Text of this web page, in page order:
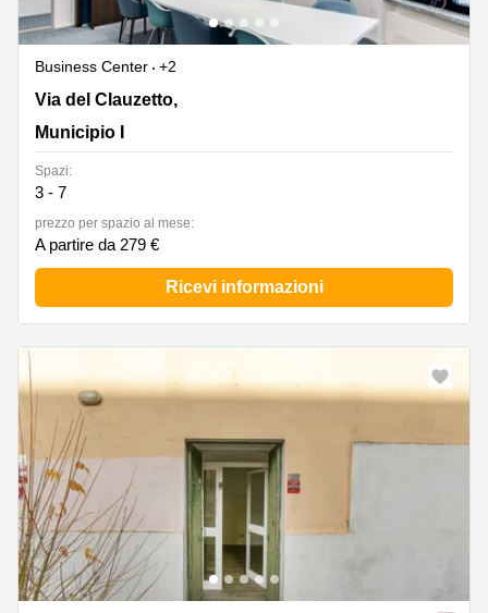
Business Center
+2
Via del Clauzetto, 12, Municipio I
Via del Clauzetto,
Municipio I
Spazi:
3 - 7
prezzo per spazio al mese:
A partire da 279 €
Ricevi informazioni